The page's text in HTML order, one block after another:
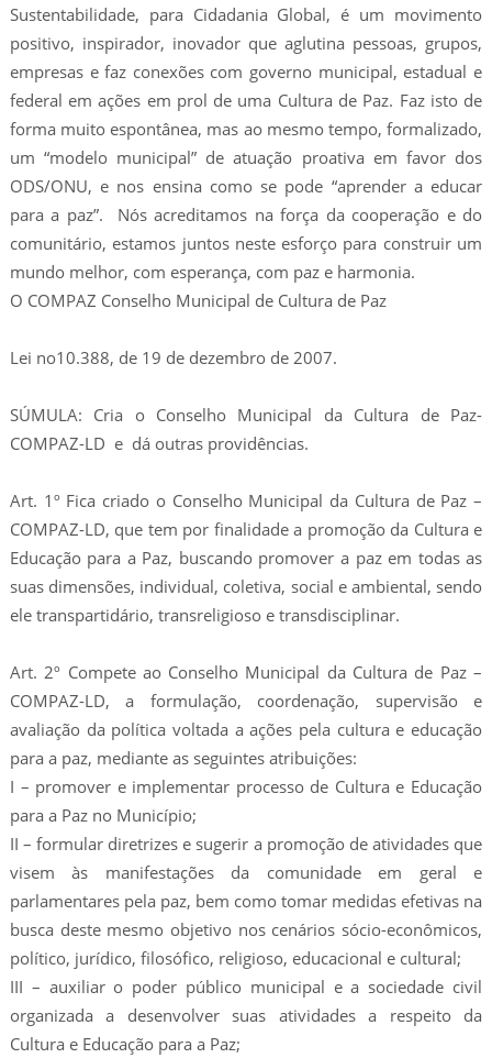
Sustentabilidade, para Cidadania Global, é um movimento
positivo, inspirador, inovador que aglutina pessoas, grupos,
empresas e faz conexões com governo municipal, estadual e
federal em ações em prol de uma Cultura de Paz. Faz isto de
forma muito espontânea, mas ao mesmo tempo, formalizado,
um “modelo municipal” de atuação proativa em favor dos
ODS/ONU, e nos ensina como se pode “aprender a educar
para a paz”. Nós acreditamos na força da cooperação e do
comunitário, estamos juntos neste esforço para construir um
mundo melhor, com esperança, com paz e harmonia.
O COMPAZ Conselho Municipal de Cultura de Paz
Lei no10.388, de 19 de dezembro de 2007.
SÚMULA: Cria o Conselho Municipal da Cultura de Paz-
COMPAZ-LD e dá outras providências.
Art. 1º Fica criado o Conselho Municipal da Cultura de Paz –
COMPAZ-LD, que tem por finalidade a promoção da Cultura e
Educação para a Paz, buscando promover a paz em todas as
suas dimensões, individual, coletiva, social e ambiental, sendo
ele transpartidário, transreligioso e transdisciplinar.
Art. 2º Compete ao Conselho Municipal da Cultura de Paz –
COMPAZ-LD, a formulação, coordenação, supervisão e
avaliação da política voltada a ações pela cultura e educação
para a paz, mediante as seguintes atribuições:
I – promover e implementar processo de Cultura e Educação
para a Paz no Município;
II – formular diretrizes e sugerir a promoção de atividades que
visem às manifestações da comunidade em geral e
parlamentares pela paz, bem como tomar medidas efetivas na
busca deste mesmo objetivo nos cenários sócio-econômicos,
político, jurídico, filosófico, religioso, educacional e cultural;
III – auxiliar o poder público municipal e a sociedade civil
organizada a desenvolver suas atividades a respeito da
Cultura e Educação para a Paz;